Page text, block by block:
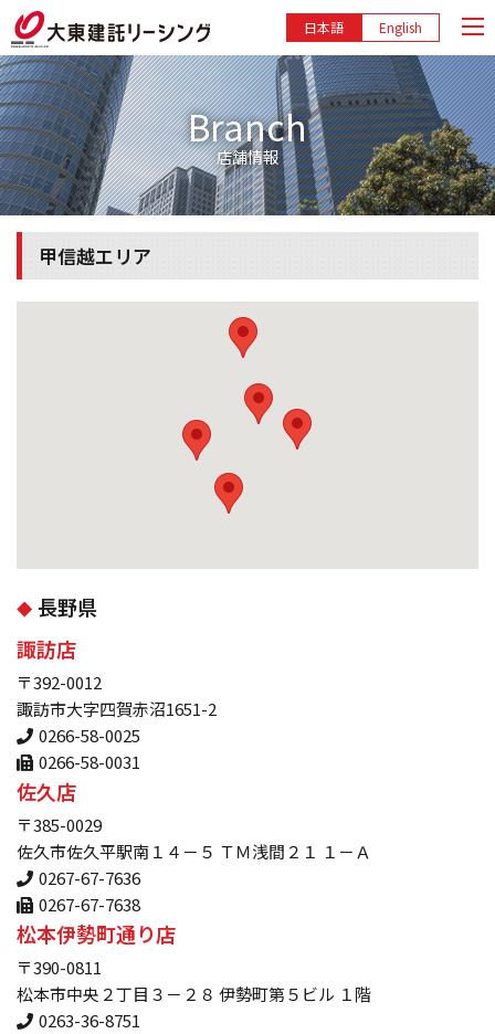
English
日本語
Branch
店舗情報
甲信越エリア
長野県
諏訪店
〒392-0012
諏訪市大字四賀赤沼1651-2
0266-58-0025
0266-58-0031
佐久店
〒385-0029
佐久市佐久平駅南１４－５ ＴＭ浅間２１ １－Ａ
0267-67-7636
0267-67-7638
松本伊勢町通り店
〒390-0811
松本市中央２丁目３－２８ 伊勢町第５ビル １階
0263-36-8751